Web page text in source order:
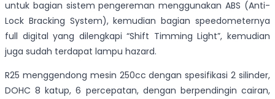
untuk bagian sistem pengereman menggunakan ABS (Anti-
Lock Bracking System), kemudian bagian speedometernya
full digital yang dilengkapi “Shift Timming Light”, kemudian
juga sudah terdapat lampu hazard.
R25 menggendong mesin 250cc dengan spesifikasi 2 silinder,
DOHC 8 katup, 6 percepatan, dengan berpendingin cairan,